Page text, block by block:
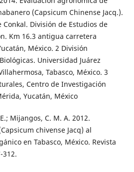
(Capsicum Chinense Jacq.).
División de Estudios de
Km 16.3 antigua carretera
México. 2 División
Universidad Juárez
Tabasco, México. 3
Centro de Investigación
Yucatán, México
Mijangos, C. M. A. 2012.
chivense Jacq) al
en Tabasco, México. Revista
312.